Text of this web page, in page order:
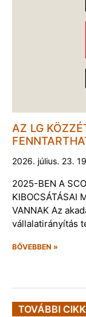
AZ LG
2026. július. 23.
2025-BEN A
KIBOCSÁTÁSAI
VANNAK Az
vállalatirányítás
BŐVEBBEN »
TOVÁBBI